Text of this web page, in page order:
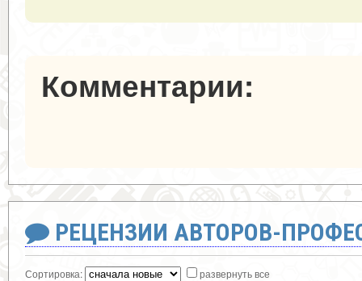
Комментарии:
РЕЦЕНЗИИ АВТОРОВ-
Сортировка: развернуть все